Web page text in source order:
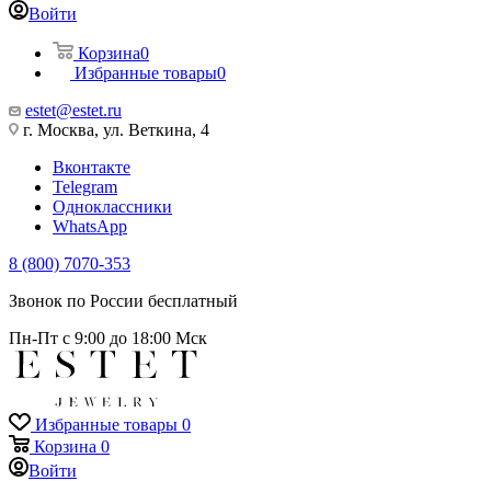
Войти
Корзина0
Избранные товары0
estet@estet.ru
г. Москва, ул. Веткина, 4
Вконтакте
Telegram
Одноклассники
WhatsApp
8 (800) 7070-353
Звонок по России бесплатный
Пн-Пт с 9:00 до 18:00 Мск
Избранные товары 0
Корзина 0
Войти